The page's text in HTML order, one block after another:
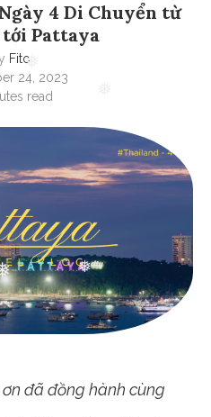
❅
❅
❅
4 Di Chuyển từ
Pattaya
Fito
24, 2023
read
đã đồng hành cùng